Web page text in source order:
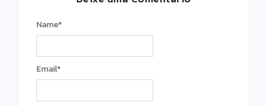
Name*
Email*